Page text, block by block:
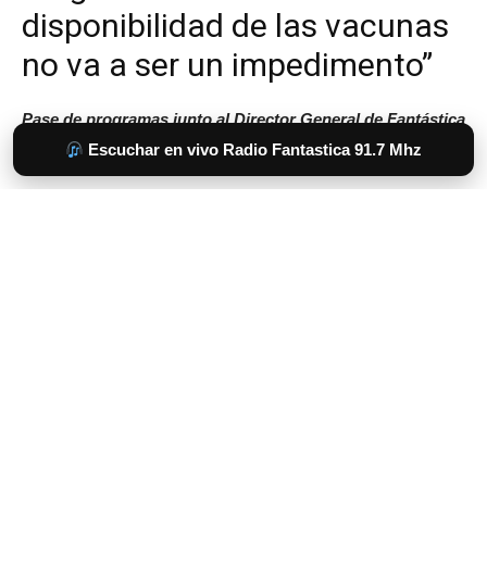
Escuchar en vivo Radio Fantastica 91.7 Mhz